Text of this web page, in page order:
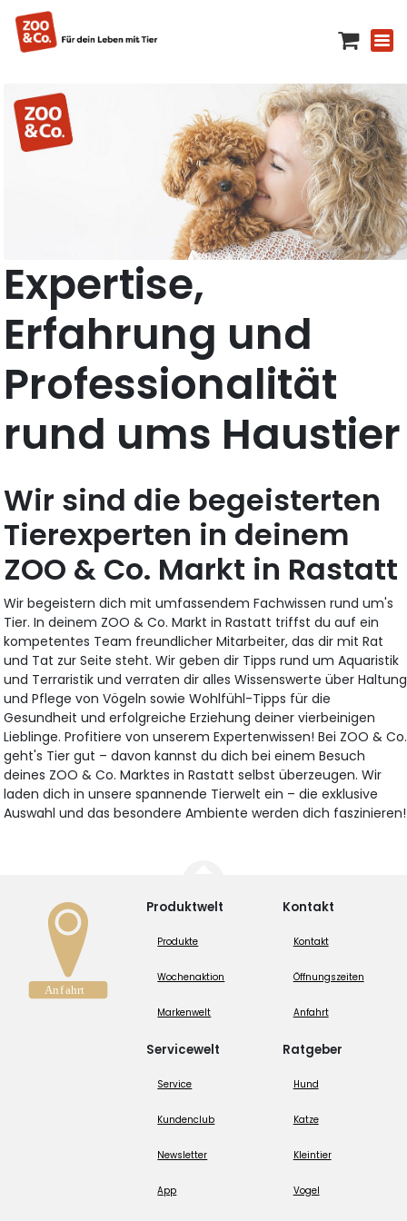
Expertise,
Erfahrung und
Professionalität
rund ums Haustier
Wir sind die begeisterten
Tierexperten in deinem
ZOO & Co. Markt in Rastatt
Wir begeistern dich mit umfassendem Fachwissen rund um's
Tier. In deinem ZOO & Co. Markt in Rastatt triffst du auf ein
kompetentes Team freundlicher Mitarbeiter, das dir mit Rat
und Tat zur Seite steht. Wir geben dir Tipps rund um Aquaristik
und Terraristik und verraten dir alles Wissenswerte über Haltung
und Pflege von Vögeln sowie Wohlfühl-Tipps für die
Gesundheit und erfolgreiche Erziehung deiner vierbeinigen
Lieblinge. Profitiere von unserem Expertenwissen! Bei ZOO & Co.
geht's Tier gut – davon kannst du dich bei einem Besuch
deines ZOO & Co. Marktes in Rastatt selbst überzeugen. Wir
laden dich in unsere spannende Tierwelt ein – die exklusive
Auswahl und das besondere Ambiente werden dich faszinieren!
Produktwelt
Produkte
Wochenaktion
Markenwelt
Servicewelt
Service
Kundenclub
Newsletter
App
Kontakt
Kontakt
Öffnungszeiten
Anfahrt
Ratgeber
Hund
Katze
Kleintier
Vogel